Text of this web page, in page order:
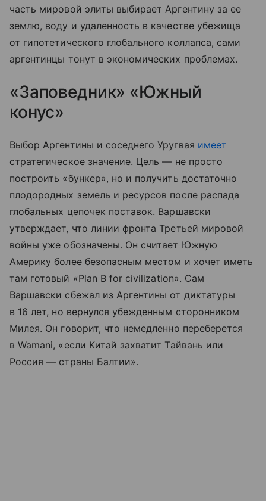
часть мировой элиты выбирает Аргентину за ее
землю, воду и удаленность в качестве убежища
от гипотетического глобального коллапса, сами
аргентинцы тонут в экономических проблемах.
«Заповедник» «Южный
конус»
Выбор Аргентины и соседнего Уругвая имеет
стратегическое значение. Цель — не просто
построить «бункер», но и получить достаточно
плодородных земель и ресурсов после распада
глобальных цепочек поставок. Варшавски
утверждает, что линии фронта Третьей мировой
войны уже обозначены. Он считает Южную
Америку более безопасным местом и хочет иметь
там готовый «Plan B for civilization». Сам
Варшавски сбежал из Аргентины от диктатуры
в 16 лет, но вернулся убежденным сторонником
Милея. Он говорит, что немедленно переберется
в Wamani, «если Китай захватит Тайвань или
Россия — страны Балтии».